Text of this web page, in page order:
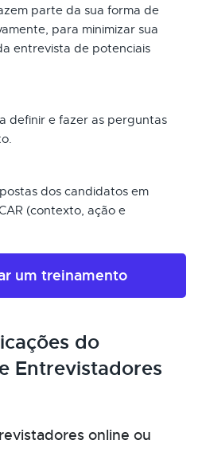
parte da sua forma de
para minimizar sua
entrevista de potenciais
definir e fazer as perguntas
dos candidatos em
(contexto, ação e
um treinamento
do
Entrevistadores
online ou